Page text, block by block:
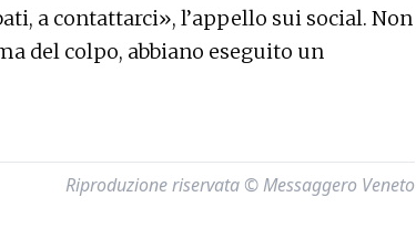
a contattarci», l’appello sui social. Non
del colpo, abbiano eseguito un
Riproduzione riservata © Messaggero Veneto